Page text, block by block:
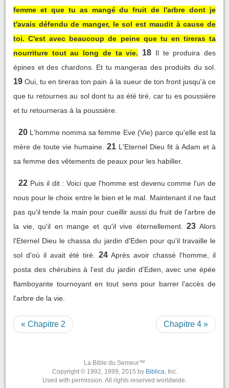
femme et que tu as mangé du fruit de l'arbre dont je
t'avais défendu de manger, le sol est maudit à cause de
toi. C'est avec beaucoup de peine que tu en tireras ta
nourriture tout au long de ta vie.
18 Il te produira des
épines et des chardons. Et tu mangeras des produits du sol.
19 Oui, tu en tireras ton pain à la sueur de ton front jusqu'à ce
que tu retournes au sol dont tu as été tiré, car tu es poussière
et tu retourneras à la poussière.
20 L'homme nomma sa femme Eve (Vie) parce qu'elle est la
mère de toute vie humaine. 21 L'Eternel Dieu fit à Adam et à
sa femme des vêtements de peaux pour les habiller.
22 Puis il dit : Voici que l'homme est devenu comme l'un de
nous pour le choix entre le bien et le mal. Maintenant il ne faut
pas qu'il tende la main pour cueillir aussi du fruit de l'arbre de
la vie, qu'il en mange et qu'il vive éternellement.
23 Alors
l'Eternel Dieu le chassa du jardin d'Eden pour qu'il travaille le
sol d'où il avait été tiré.
24 Après avoir chassé l'homme, il
posta des chérubins à l'est du jardin d'Eden, avec une épée
flamboyante tournoyant en tout sens pour barrer l'accès de
l'arbre de la vie.
« Chapitre 2 Chapitre 4 »
La Bible du Semeur™
Copyright © 1992, 1999, 2015 by Biblica, Inc.
Used with permission. All rights reserved worldwide.